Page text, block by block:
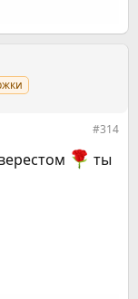
#314
ты